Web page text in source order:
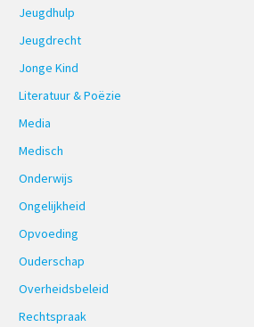
Jeugdhulp
Jeugdrecht
Jonge Kind
Literatuur & Poëzie
Media
Medisch
Onderwijs
Ongelijkheid
Opvoeding
Ouderschap
Overheidsbeleid
Rechtspraak